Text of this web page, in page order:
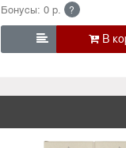
Бонусы: 0 р. ?
